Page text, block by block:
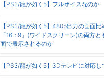
【PS3/龍が如く5】フルボイスなのか
【PS3/龍が如く5】480p出力の画面
「16：9」(ワイドスクリーン)の両方
面で表示されるのか
【PS3/龍が如く5】3Dテレビに対応し